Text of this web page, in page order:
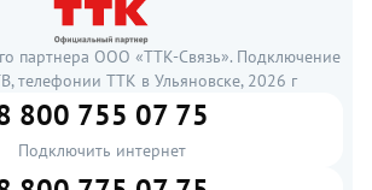
партнера ООО «ТТК-Связь». Подключение
телефонии ТТК в Ульяновске, 2026 г
800 755 07 75
Подключить интернет